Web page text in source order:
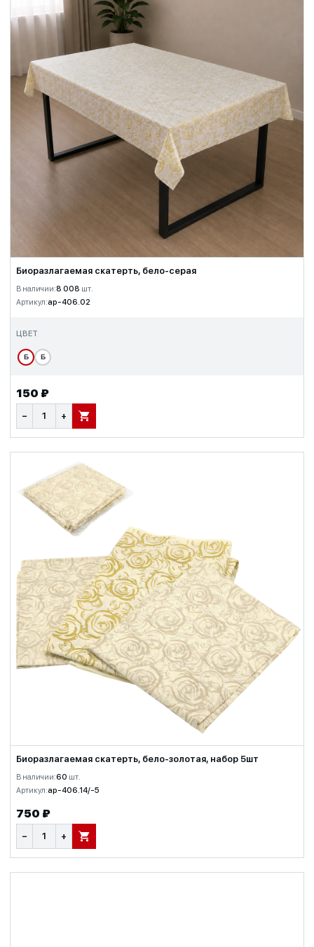
Биоразлагаемая скатерть, бело-серая
В наличии:8 008 шт.
Артикул:ap-406.02
ЦВЕТ
Б Б
150 ₽
− + В КОРЗИНУ
Биоразлагаемая скатерть, бело-золотая, набор 5шт
В наличии:60 шт.
Артикул:ap-406.14/-5
750 ₽
− + В КОРЗИНУ